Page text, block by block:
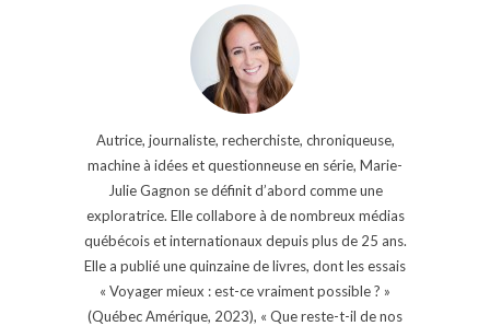
Autrice, journaliste, recherchiste, chroniqueuse,
machine à idées et questionneuse en série, Marie-
Julie Gagnon se définit d’abord comme une
exploratrice. Elle collabore à de nombreux médias
québécois et internationaux depuis plus de 25 ans.
Elle a publié une quinzaine de livres, dont les essais
« Voyager mieux : est-ce vraiment possible ? »
(Québec Amérique, 2023), « Que reste-t-il de nos